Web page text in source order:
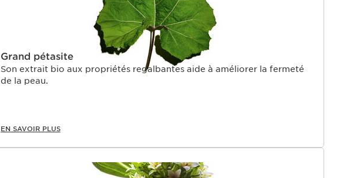
Grand pétasite
Son extrait bio aux propriétés regalbantes aide à améliorer la fermeté
de la peau.
EN SAVOIR PLUS